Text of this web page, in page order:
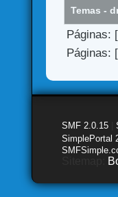
Temas -
Páginas: [
Páginas: [
SMF 2.0.15 |
SimplePortal